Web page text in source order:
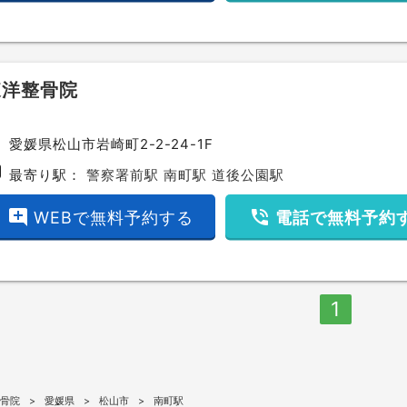
整骨院
愛媛県松山市岩崎町2-2-24-1F
最寄り駅：警察署前駅 南町駅 道後公園駅
add_comment WEBで無料予約する phone_in_talk 電話で無料予約
1
院 愛媛県 松山市 南町駅